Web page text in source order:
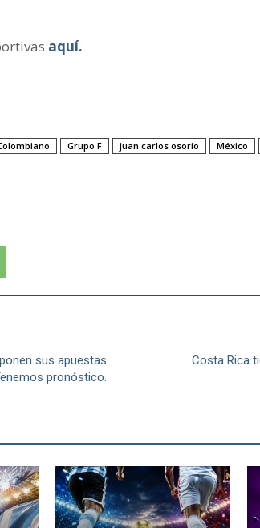
aquí.
Grupo F juan carlos osorio México
sus apuestas
pronóstico.
Costa Rica